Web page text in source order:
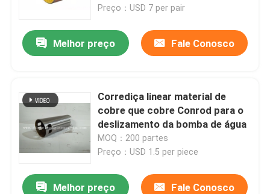
Preço：USD 7 per pair
Melhor preço Fale Conosco
Corrediça linear material de
cobre que cobre Conrod para o
deslizamento da bomba de água
MOQ：200 partes
Preço：USD 1.5 per piece
Melhor preço Fale Conosco